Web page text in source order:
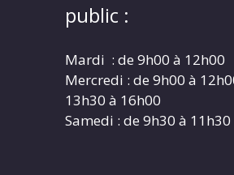
public :
Mardi : de 9h00 à 12h00
Mercredi : de 9h00 à
13h30 à 16h00
Samedi : de 9h30 à 11h30